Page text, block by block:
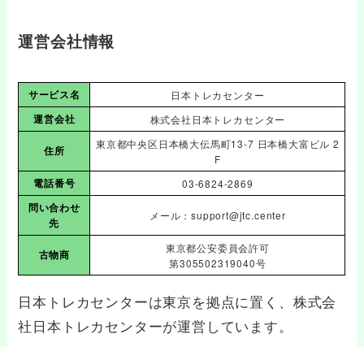
運営会社情報
サービス名
日本トレカセンター
運営会社
株式会社日本トレカセンター
住所
東京都中央区日本橋大伝馬町13-7 日本橋大富ビル 2
F
電話番号
03-6824-2869
問い合わせ
先
メール：support@jtc.center
古物商
東京都公安委員会許可
第305502319040号
日本トレカセンターは東京を拠点に置く、株式会
社日本トレカセンターが運営しています。